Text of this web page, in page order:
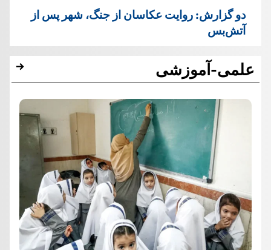
دو گزارش: روایت عکاسان از جنگ، شهر پس از
آتش‌بس
علمی-آموزشی